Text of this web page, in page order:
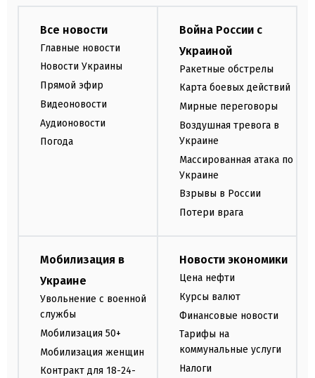
Все новости
Главные новости
Новости Украины
Прямой эфир
Видеоновости
Аудионовости
Погода
Война России с
Украиной
Ракетные обстрелы
Карта боевых действий
Мирные переговоры
Воздушная тревога в
Украине
Массированная атака по
Украине
Взрывы в России
Потери врага
Мобилизация в
Украине
Увольнение с военной
службы
Мобилизация 50+
Мобилизация женщин
Контракт для 18-24-
Новости экономики
Цена нефти
Курсы валют
Финансовые новости
Тарифы на
коммунальные услуги
Налоги